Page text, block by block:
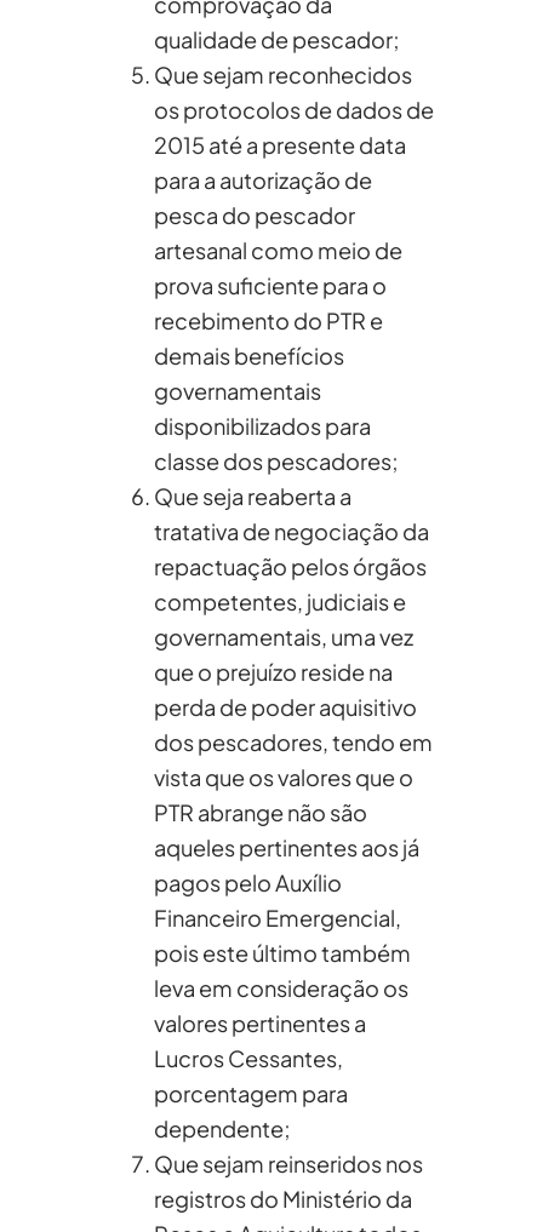
qualidade de pescador;
Que sejam reconhecidos
os protocolos de dados de
2015 até a presente data
para a autorização de
pesca do pescador
artesanal como meio de
prova suficiente para o
recebimento do PTR e
demais benefícios
governamentais
disponibilizados para
classe dos pescadores;
Que seja reaberta a
tratativa de negociação da
repactuação pelos órgãos
competentes, judiciais e
governamentais, uma vez
que o prejuízo reside na
perda de poder aquisitivo
dos pescadores, tendo em
vista que os valores que o
PTR abrange não são
aqueles pertinentes aos já
pagos pelo Auxílio
Financeiro Emergencial,
pois este último também
leva em consideração os
valores pertinentes a
Lucros Cessantes,
porcentagem para
dependente;
Que sejam reinseridos nos
registros do Ministério da